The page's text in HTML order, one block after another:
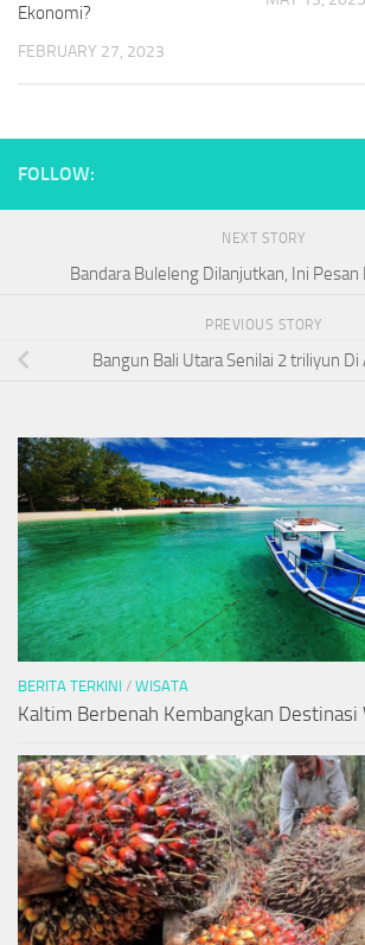
Ekonomi?
FEBRUARY 27, 2023
FOLLOW:
NEXT STORY
Bandara Buleleng Dilanjutkan, Ini
PREVIOUS STORY
Bangun Bali Utara Senilai 2 triliyun Di
BERITA TERKINI / WISATA
Kaltim Berbenah Kembangkan Destinasi